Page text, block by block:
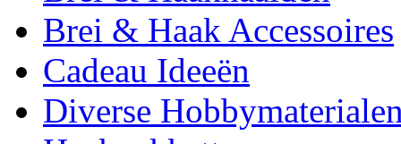
Brei & Haak Accessoires
Cadeau Ideeën
Diverse